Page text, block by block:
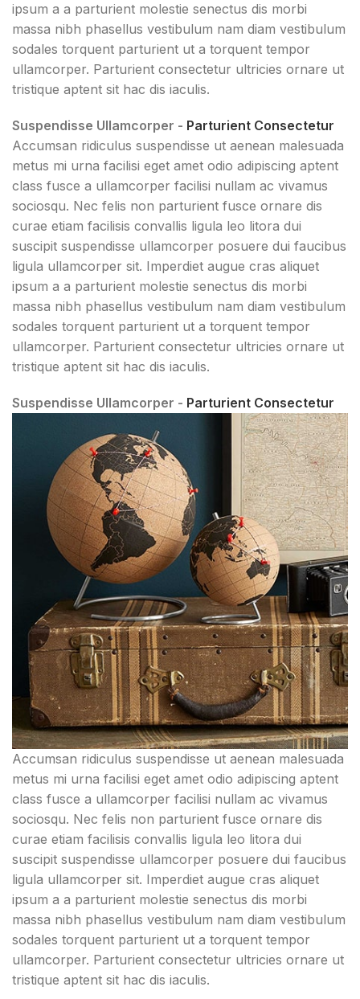
ipsum a a parturient molestie senectus dis morbi
massa nibh phasellus vestibulum nam diam vestibulum
sodales torquent parturient ut a torquent tempor
ullamcorper. Parturient consectetur ultricies ornare ut
tristique aptent sit hac dis iaculis.
Suspendisse Ullamcorper - Parturient Consectetur
Accumsan ridiculus suspendisse ut aenean malesuada
metus mi urna facilisi eget amet odio adipiscing aptent
class fusce a ullamcorper facilisi nullam ac vivamus
sociosqu. Nec felis non parturient fusce ornare dis
curae etiam facilisis convallis ligula leo litora dui
suscipit suspendisse ullamcorper posuere dui faucibus
ligula ullamcorper sit. Imperdiet augue cras aliquet
ipsum a a parturient molestie senectus dis morbi
massa nibh phasellus vestibulum nam diam vestibulum
sodales torquent parturient ut a torquent tempor
ullamcorper. Parturient consectetur ultricies ornare ut
tristique aptent sit hac dis iaculis.
Suspendisse Ullamcorper - Parturient Consectetur
Accumsan ridiculus suspendisse ut aenean malesuada
metus mi urna facilisi eget amet odio adipiscing aptent
class fusce a ullamcorper facilisi nullam ac vivamus
sociosqu. Nec felis non parturient fusce ornare dis
curae etiam facilisis convallis ligula leo litora dui
suscipit suspendisse ullamcorper posuere dui faucibus
ligula ullamcorper sit. Imperdiet augue cras aliquet
ipsum a a parturient molestie senectus dis morbi
massa nibh phasellus vestibulum nam diam vestibulum
sodales torquent parturient ut a torquent tempor
ullamcorper. Parturient consectetur ultricies ornare ut
tristique aptent sit hac dis iaculis.